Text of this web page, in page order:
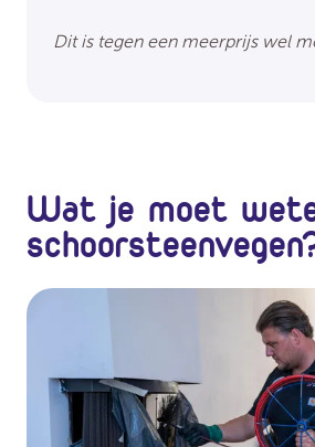
Dit is tegen een meerprijs wel
Wat je moet